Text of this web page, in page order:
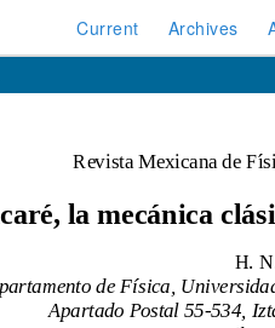
Current Archives